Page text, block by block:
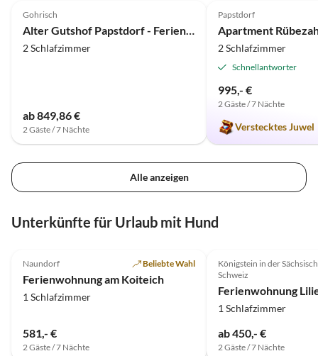
Gohrisch
Alter Gutshof Papstdorf - Ferienwohnung Papststein
2 Schlafzimmer
ab 849,86 €
2 Gäste / 7 Nächte
Papstdorf
Apartment
2 Schlafzimmer
Schnellantworter
995,- €
2 Gäste / 7 Nächte
Verstecktes Juwel
Alle anzeigen
Unterkünfte für Urlaub mit Hund
Naundorf Beliebte Wahl
Ferienwohnung am Koiteich
1 Schlafzimmer
581,- €
2 Gäste / 7 Nächte
Königstein in der
Schweiz
Ferienwohnung
1 Schlafzimmer
ab 450,- €
2 Gäste / 7 Nächte